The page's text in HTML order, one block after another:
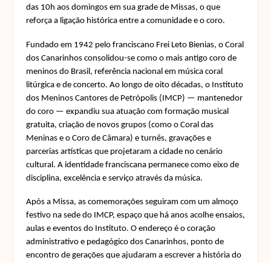
das 10h aos domingos em sua grade de Missas, o que
reforça a ligação histórica entre a comunidade e o coro.
Fundado em 1942 pelo franciscano Frei Leto Bienias, o Coral
dos Canarinhos consolidou-se como o mais antigo coro de
meninos do Brasil, referência nacional em música coral
litúrgica e de concerto. Ao longo de oito décadas, o Instituto
dos Meninos Cantores de Petrópolis (IMCP) — mantenedor
do coro — expandiu sua atuação com formação musical
gratuita, criação de novos grupos (como o Coral das
Meninas e o Coro de Câmara) e turnês, gravações e
parcerias artísticas que projetaram a cidade no cenário
cultural. A identidade franciscana permanece como eixo de
disciplina, excelência e serviço através da música.
Após a Missa, as comemorações seguiram com um almoço
festivo na sede do IMCP, espaço que há anos acolhe ensaios,
aulas e eventos do Instituto. O endereço é o coração
administrativo e pedagógico dos Canarinhos, ponto de
encontro de gerações que ajudaram a escrever a história do